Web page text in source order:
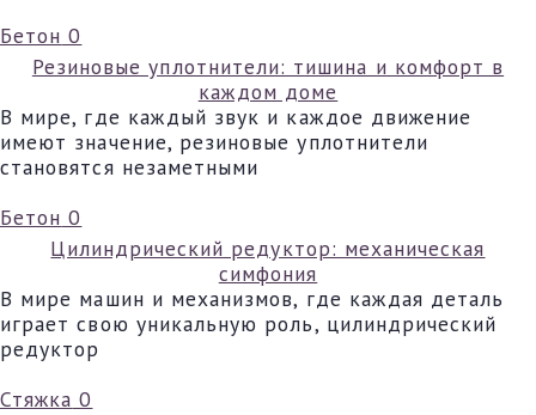
Бетон 0
Резиновые уплотнители: тишина и комфорт в
каждом доме
В мире, где каждый звук и каждое движение
имеют значение, резиновые уплотнители
становятся незаметными
Бетон 0
Цилиндрический редуктор: механическая
симфония
В мире машин и механизмов, где каждая деталь
играет свою уникальную роль, цилиндрический
редуктор
Стяжка 0